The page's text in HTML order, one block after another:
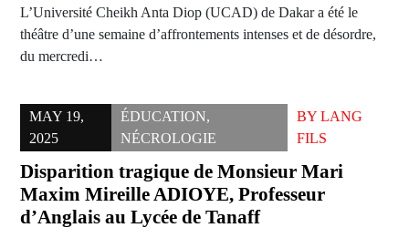
L’Université Cheikh Anta Diop (UCAD) de Dakar a été le
théâtre d’une semaine d’affrontements intenses et de désordre,
du mercredi…
MAY 19,
2025
ÉDUCATION,
NÉCROLOGIE
BY LANG
FILS
Disparition tragique de Monsieur Mari
Maxim Mireille ADIOYE, Professeur
d’Anglais au Lycée de Tanaff